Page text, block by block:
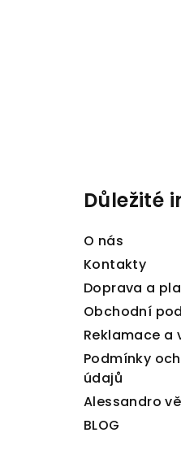
Důležité
O nás
Kontakty
Doprava a
Obchodní
Reklamace a
Podmínky
údajů
Alessandro
BLOG